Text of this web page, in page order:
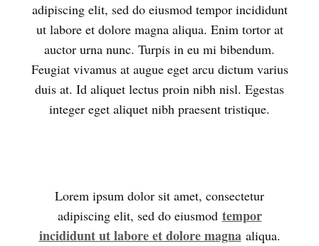
adipiscing elit, sed do eiusmod tempor incididunt
ut labore et dolore magna aliqua. Enim tortor at
auctor urna nunc. Turpis in eu mi bibendum.
Feugiat vivamus at augue eget arcu dictum varius
duis at. Id aliquet lectus proin nibh nisl. Egestas
integer eget aliquet nibh praesent tristique.
Lorem ipsum dolor sit amet, consectetur
adipiscing elit, sed do eiusmod tempor
incididunt ut labore et dolore magnaaliqua.